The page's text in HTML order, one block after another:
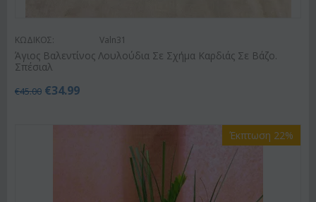
ΚΩΔΙΚΟΣ: Valn31
Άγιος Βαλεντίνος Λουλούδια Σε Σχήμα Καρδιάς Σε Βάζο.
Σπέσιαλ
€45.00 €34.99
Έκπτωση 22%